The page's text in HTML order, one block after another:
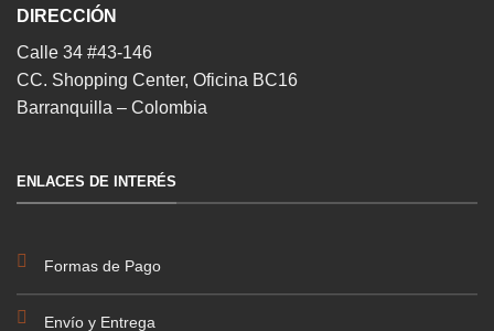
DIRECCIÓN
Calle 34 #43-146
CC. Shopping Center, Oficina BC16
Barranquilla – Colombia
ENLACES DE INTERÉS
Formas de Pago
Envío y Entrega